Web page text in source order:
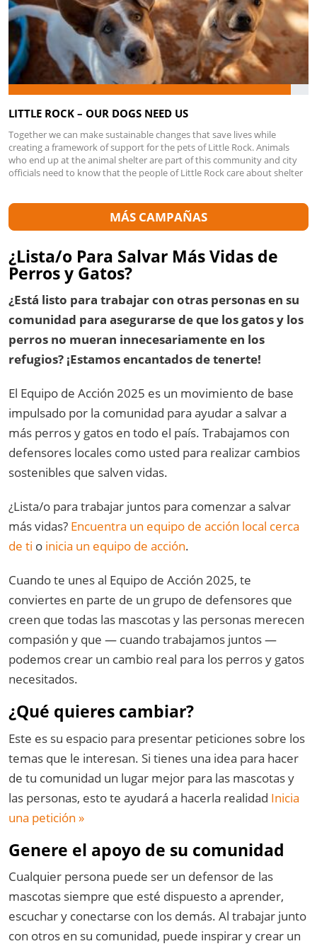
LITTLE ROCK – OUR DOGS NEED US
Together we can make sustainable changes that save lives while
creating a framework of support for the pets of Little Rock. Animals
who end up at the animal shelter are part of this community and city
officials need to know that the people of Little Rock care about shelter
alive. Little Rock is killing more dogs than anywhere else in the state of
Arkansas. Supporting our community means supporting our shelter
and dogs entering shelters. It is important your representatives know
that saving cats and dogs is important to the people of Little Rock. In a
recent poll, 78% of likely voters in Little Rock believe the shelter should
adopt policies that reduce the number of dogs and cats being killed at
the shelter as opposed to 6% that do not. All dogs in Little Rock
deserve a chance at a happy, healthy life. By joining this effort, you can
be part of creating a healthier community for pets and people. Show
your support by signing and sharing this petition today!
MÁS CAMPAÑAS
¿Lista/o Para Salvar Más Vidas de
Perros y Gatos?
¿Está listo para trabajar con otras personas en su
comunidad para asegurarse de que los gatos y los
perros no mueran innecesariamente en los
refugios? ¡Estamos encantados de tenerte!
El Equipo de Acción 2025 es un movimiento de base
impulsado por la comunidad para ayudar a salvar a
más perros y gatos en todo el país. Trabajamos con
defensores locales como usted para realizar cambios
sostenibles que salven vidas.
¿Lista/o para trabajar juntos para comenzar a salvar
más vidas? Encuentra un equipo de acción local cerca
de ti o inicia un equipo de acción.
Cuando te unes al Equipo de Acción 2025, te
conviertes en parte de un grupo de defensores que
creen que todas las mascotas y las personas merecen
compasión y que — cuando trabajamos juntos —
podemos crear un cambio real para los perros y gatos
necesitados.
¿Qué quieres cambiar?
Este es su espacio para presentar peticiones sobre los
temas que le interesan. Si tienes una idea para hacer
de tu comunidad un lugar mejor para las mascotas y
las personas, esto te ayudará a hacerla realidad Inicia
una petición »
Genere el apoyo de su comunidad
Cualquier persona puede ser un defensor de las
mascotas siempre que esté dispuesto a aprender,
escuchar y conectarse con los demás. Al trabajar junto
con otros en su comunidad, puede inspirar y crear un